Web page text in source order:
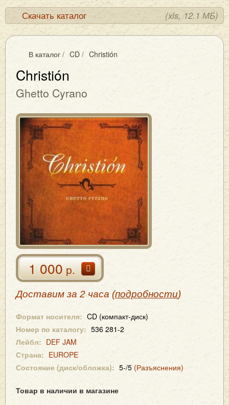
Скачать каталог (xls, 12.1 МБ)
В каталог / CD / Christión
Christión
Ghetto Cyrano
1 000р.
Доставим за 2 часа (подробности)
Формат носителя: CD (компакт-диск)
Номер по каталогу: 536 281-2
Лейбл: DEF JAM
Страна: EUROPE
Состояние (диск/обложка): 5-/5 (Разъяснения)
Товар в наличии в магазине